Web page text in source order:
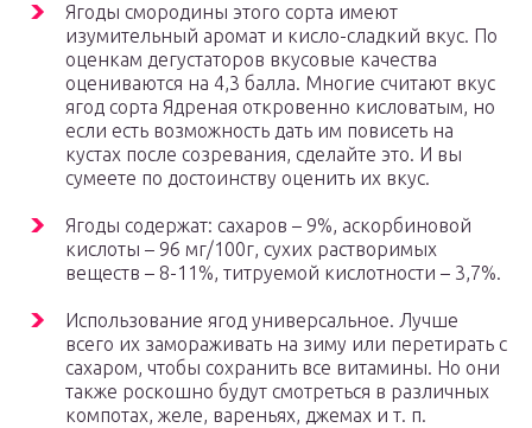
Ягоды смородины этого сорта имеют
изумительный аромат и кисло-сладкий вкус. По
оценкам дегустаторов вкусовые качества
оцениваются на 4,3 балла. Многие считают вкус
ягод сорта Ядреная откровенно кисловатым, но
если есть возможность дать им повисеть на
кустах после созревания, сделайте это. И вы
сумеете по достоинству оценить их вкус.
Ягоды содержат: сахаров – 9%, аскорбиновой
кислоты – 96 мг/100г, сухих растворимых
веществ – 8-11%, титруемой кислотности – 3,7%.
Использование ягод универсальное. Лучше
всего их замораживать на зиму или перетирать с
сахаром, чтобы сохранить все витамины. Но они
также роскошно будут смотреться в различных
компотах, желе, вареньях, джемах и т. п.